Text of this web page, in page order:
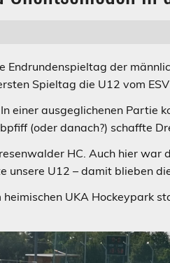
der
Spieltag die U12 vom
einer ausgeglichenen
(oder danach?) schaffte
HC. Auch hier
unsere U12 – damit blieben
UKA Hockeypark